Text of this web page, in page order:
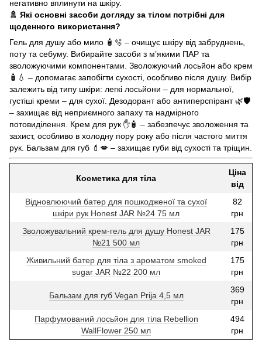
негативно вплинути на шкіру.
🚿 Які основні засоби догляду за тілом потрібні для
щоденного використання?
Гель для душу або мило 🧴🫧 – очищує шкіру від забруднень,
поту та себуму. Вибирайте засоби з м’якими ПАР та
зволожуючими компонентами. Зволожуючий лосьйон або крем
🧴💧 – допомагає запобігти сухості, особливо після душу. Вибір
залежить від типу шкіри: легкі лосьйони – для нормальної,
густіші креми – для сухої. Дезодорант або антиперспірант 🌿🛡️
– захищає від неприємного запаху та надмірного
потовиділення. Крем для рук ✋🧴 – забезпечує зволоження та
захист, особливо в холодну пору року або після частого миття
рук. Бальзам для губ 💄💋 – захищає губи від сухості та тріщин.
Косметика для тіла
Ціна
від
Відновлюючий батер для пошкодженої та сухої
шкіри рук Honest JAR №24 75 мл
82
грн
Зволожувальний крем-гель для душу Honest JAR
№21 500 мл
175
грн
Живильний батер для тіла з ароматом smoked
sugar JAR №22 200 мл
175
грн
Бальзам для губ Vegan Prija 4,5 мл
369
грн
Парфумований лосьйон для тіла Rebellion
WallFlower 250 мл
494
грн